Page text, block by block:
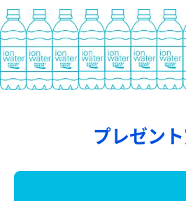
プレゼン